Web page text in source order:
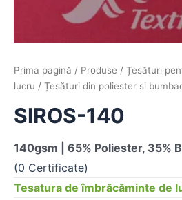
Prima pagină / Produse / Țesături
lucru / Țesături din poliester si
SIROS-140
140gsm | 65% Poliester, 35%
(0 Certificate)
Tesatura de îmbrăcăminte de